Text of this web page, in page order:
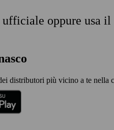
oppure usa il
distributori più vicino a te nella